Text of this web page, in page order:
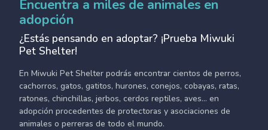
Encuentra a miles de animales en
adopción
¿Estás pensando en adoptar? ¡Prueba Miwuki
Pet Shelter!
En Miwuki Pet Shelter podrás encontrar cientos de perros,
cachorros, gatos, gatitos, hurones, conejos, cobayas, ratas,
ratones, chinchillas, jerbos, cerdos reptiles, aves... en
adopción procedentes de protectoras y asociaciones de
animales o perreras de todo el mundo.